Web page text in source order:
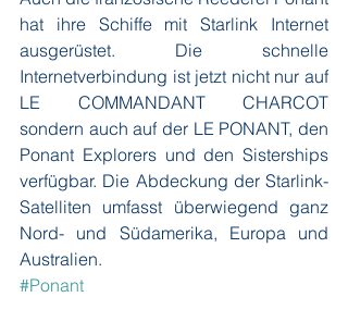
hat ihre Schiffe mit Starlink Internet
ausgerüstet. Die schnelle
Internetverbindung ist jetzt nicht nur auf
LE COMMANDANT CHARCOT
sondern auch auf der LE PONANT, den
Ponant Explorers und den Sisterships
verfügbar. Die Abdeckung der Starlink-
Satelliten umfasst überwiegend ganz
Nord- und Südamerika, Europa und
Australien.
#Ponant